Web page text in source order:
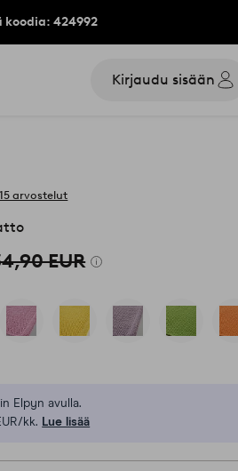
koodia: 424992
Kirjaudu sisään
15 arvostelut
EUR
Elpyn avulla.
kk. Lue lisää